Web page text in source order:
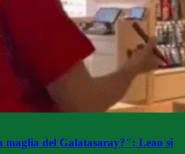
del Galatasaray?": Leao si